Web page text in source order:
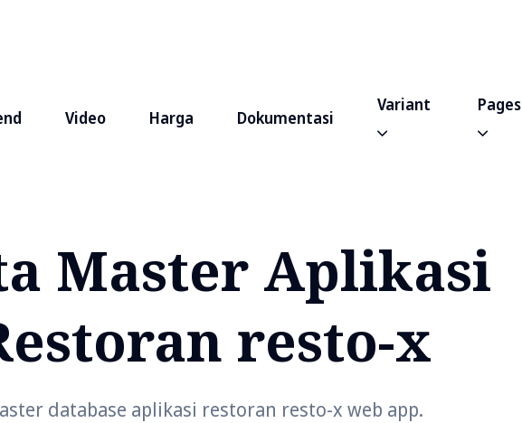
Video Harga Dokumentasi
Variant Pages
Master Aplikasi
resto-x
database aplikasi restoran resto-x web app.